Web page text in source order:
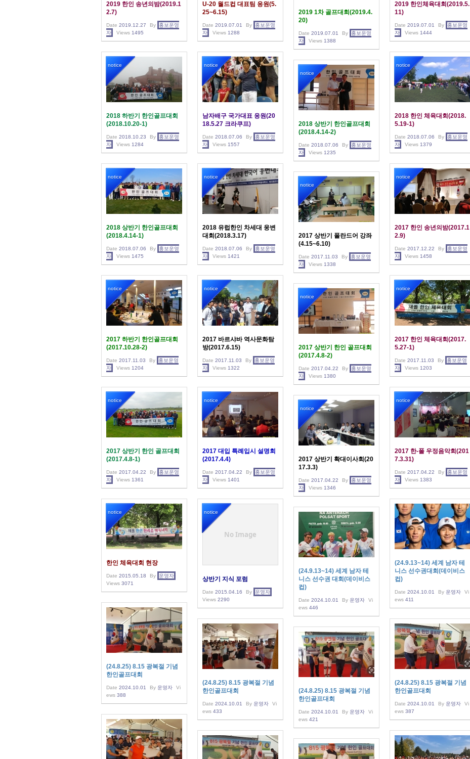
2019 한인 송년의밤(2019.1
2.7)
Date 2019.12.27 By
홍보운영
자
Views 1495
U-20 월드컵 대표팀 응원(5.
25~6.15)
Date 2019.07.01 By
홍보운영
자
Views 1288
2019 한인체육대회(2019.5.
11)
Date 2019.07.01 By
홍보운영
자
Views 1444
2019 1차 골프대회(2019.4.
20)
Date 2019.07.01 By
홍보운영
자
Views 1388
notice
2018 하반기 한인골프대회
(2018.10.20-1)
Date 2018.10.23 By
홍보운영
자
Views 1284
notice
남자배구 국가대표 응원(20
18.5.27 크라쿠프)
Date 2018.07.06 By
홍보운영
자
Views 1557
notice
2018 한인 체육대회(2018.
5.19-1)
Date 2018.07.06 By
홍보운영
자
Views 1379
notice
2018 상반기 한인골프대회
(2018.4.14-2)
Date 2018.07.06 By
홍보운영
자
Views 1235
notice
2018 상반기 한인골프대회
(2018.4.14-1)
Date 2018.07.06 By
홍보운영
자
Views 1475
notice
2018 유럽한인 차세대 웅변
대회(2018.3.17)
Date 2018.07.06 By
홍보운영
자
Views 1421
notice
2017 한인 송년의밤(2017.1
2.9)
Date 2017.12.22 By
홍보운영
자
Views 1458
notice
2017 상반기 폴란드어 강좌
(4.15~6.10)
Date 2017.11.03 By
홍보운영
자
Views 1338
notice
2017 하반기 한인골프대회
(2017.10.28-2)
Date 2017.11.03 By
홍보운영
자
Views 1204
notice
2017 바르샤바 역사문화탐
방(2017.6.15)
Date 2017.11.03 By
홍보운영
자
Views 1322
notice
2017 한인 체육대회(2017.
5.27-1)
Date 2017.11.03 By
홍보운영
자
Views 1203
notice
2017 상반기 한인 골프대회
(2017.4.8-2)
Date 2017.04.22 By
홍보운영
자
Views 1380
notice
2017 상반기 한인 골프대회
(2017.4.8-1)
Date 2017.04.22 By
홍보운영
자
Views 1361
notice
2017 대입 특례입시 설명회
(2017.4.4)
Date 2017.04.22 By
홍보운영
자
Views 1401
notice
2017 한-폴 우정음악회(201
7.3.31)
Date 2017.04.22 By
홍보운영
자
Views 1383
notice
2017 상반기 확대이사회(20
17.3.3)
Date 2017.04.22 By
홍보운영
자
Views 1346
notice
한인 체육대회 현장
Date 2015.05.18 By
운영자
Views 3071
No Image
notice
상반기 지식 포럼
Date 2015.04.16 By
운영자
Views 2290
(24.9.13~14) 세계 남자 테
니스 선수권대회(데이비스
컵)
Date 2024.10.01 By 운영자
Vi
ews 411
(24.9.13~14) 세계 남자 테
니스 선수권 대회(데이비스
컵)
Date 2024.10.01 By 운영자
Vi
ews 446
(24.8.25) 8.15 광복절 기념
한인골프대회
Date 2024.10.01 By 운영자
Vi
ews 388
(24.8.25) 8.15 광복절 기념
한인골프대회
Date 2024.10.01 By 운영자
Vi
ews 433
(24.8.25) 8.15 광복절 기념
한인골프대회
Date 2024.10.01 By 운영자
Vi
ews 387
(24.8.25) 8.15 광복절 기념
한인골프대회
Date 2024.10.01 By 운영자
Vi
ews 421